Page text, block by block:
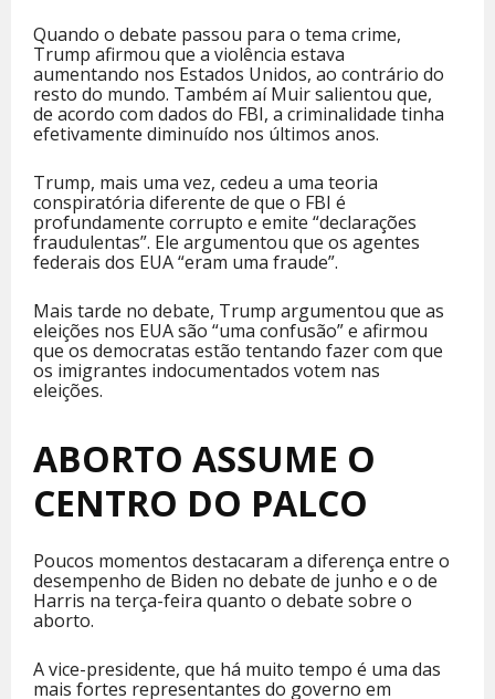
Quando o debate passou para o tema crime,
Trump afirmou que a violência estava
aumentando nos Estados Unidos, ao contrário do
resto do mundo. Também aí Muir salientou que,
de acordo com dados do FBI, a criminalidade tinha
efetivamente diminuído nos últimos anos.
Trump, mais uma vez, cedeu a uma teoria
conspiratória diferente de que o FBI é
profundamente corrupto e emite “declarações
fraudulentas”. Ele argumentou que os agentes
federais dos EUA “eram uma fraude”.
Mais tarde no debate, Trump argumentou que as
eleições nos EUA são “uma confusão” e afirmou
que os democratas estão tentando fazer com que
os imigrantes indocumentados votem nas
eleições.
ABORTO ASSUME O
CENTRO DO PALCO
Poucos momentos destacaram a diferença entre o
desempenho de Biden no debate de junho e o de
Harris na terça-feira quanto o debate sobre o
aborto.
A vice-presidente, que há muito tempo é uma das
mais fortes representantes do governo em